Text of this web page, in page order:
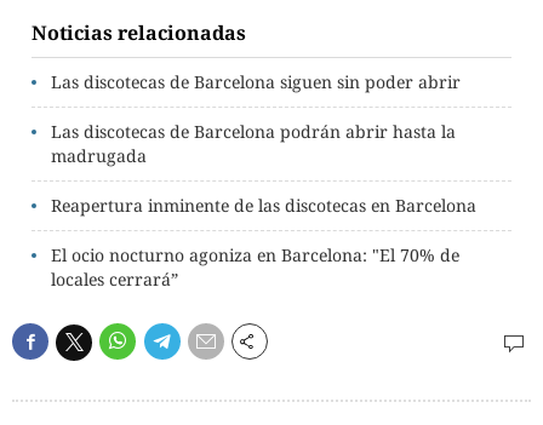
Noticias relacionadas
Las discotecas de Barcelona siguen sin poder abrir
Las discotecas de Barcelona podrán abrir hasta la
madrugada
Reapertura inminente de las discotecas en Barcelona
El ocio nocturno agoniza en Barcelona: "El 70% de
locales cerrará”